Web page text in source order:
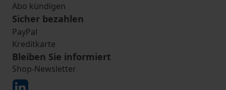
Abo kündigen
Sicher bezahlen
PayPal
Kreditkarte
Bleiben Sie informiert
Shop-Newsletter